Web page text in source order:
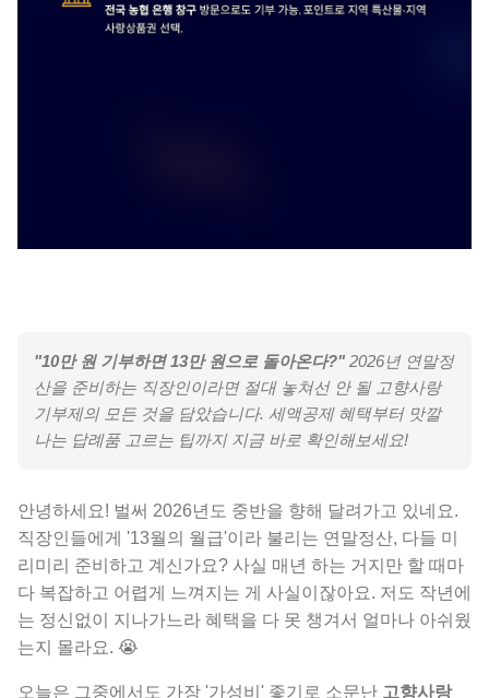
"10만 원 기부하면 13만 원으로 돌아온다?" 2026년 연말정
산을 준비하는 직장인이라면 절대 놓쳐선 안 될 고향사랑
기부제의 모든 것을 담았습니다. 세액공제 혜택부터 맛깔
나는 답례품 고르는 팁까지 지금 바로 확인해보세요!
안녕하세요! 벌써 2026년도 중반을 향해 달려가고 있네요.
직장인들에게 '13월의 월급'이라 불리는 연말정산, 다들 미
리미리 준비하고 계신가요? 사실 매년 하는 거지만 할 때마
다 복잡하고 어렵게 느껴지는 게 사실이잖아요. 저도 작년에
는 정신없이 지나가느라 혜택을 다 못 챙겨서 얼마나 아쉬웠
는지 몰라요. 😭
오늘은 그중에서도 가장 '가성비' 좋기로 소문난 고향사랑